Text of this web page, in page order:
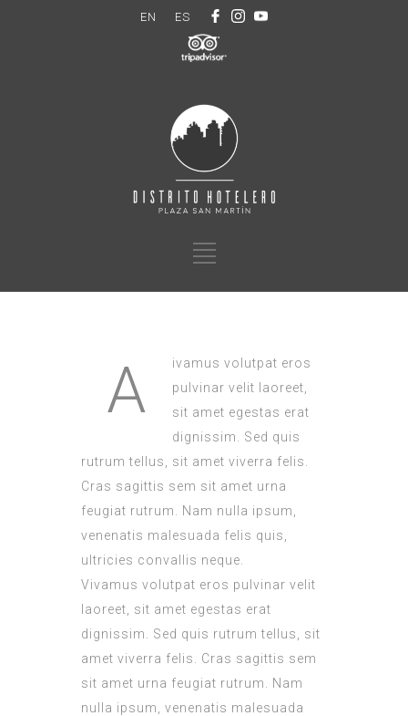
EN ES
A
ivamus volutpat eros
pulvinar velit laoreet,
sit amet egestas erat
dignissim. Sed quis
rutrum tellus, sit amet viverra felis.
Cras sagittis sem sit amet urna
feugiat rutrum. Nam nulla ipsum,
venenatis malesuada felis quis,
ultricies convallis neque.
Vivamus volutpat eros pulvinar velit
laoreet, sit amet egestas erat
dignissim. Sed quis rutrum tellus, sit
amet viverra felis. Cras sagittis sem
sit amet urna feugiat rutrum. Nam
nulla ipsum, venenatis malesuada